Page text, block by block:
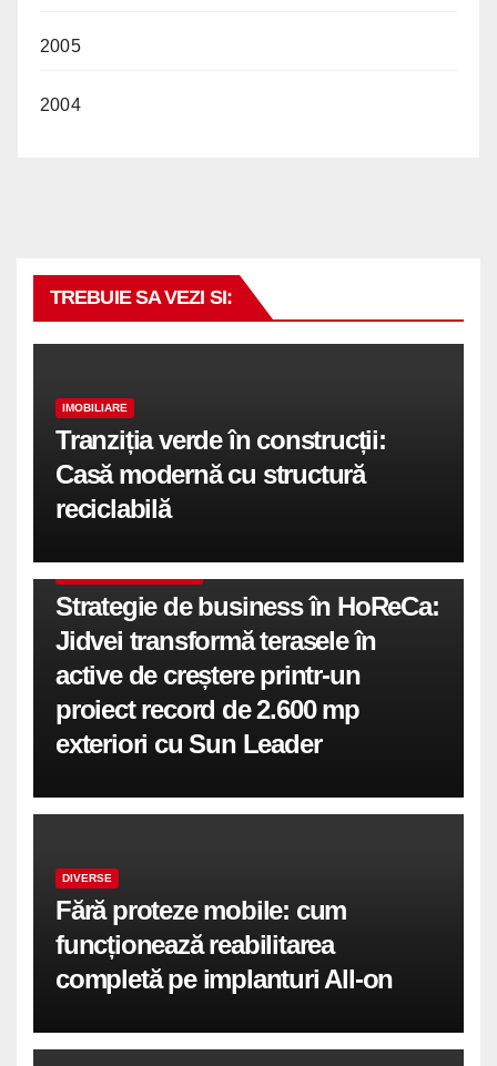
2005
2004
TREBUIE SA VEZI SI:
IMOBILIARE
Tranziția verde în construcții:
Casă modernă cu structură
reciclabilă
Strategie de business în HoReCa:
Jidvei transformă terasele în
active de creștere printr-un
proiect record de 2.600 mp
exteriori cu Sun Leader
DIVERSE
Fără proteze mobile: cum
funcționează reabilitarea
completă pe implanturi All-on